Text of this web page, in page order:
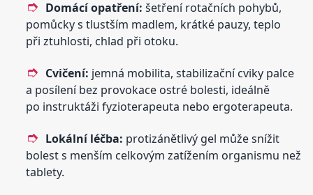
Domácí opatření: šetření rotačních pohybů,
pomůcky s tlustším madlem, krátké pauzy, teplo
při ztuhlosti, chlad při otoku.
Cvičení: jemná mobilita, stabilizační cviky palce
a posílení bez provokace ostré bolesti, ideálně
po instruktáži fyzioterapeuta nebo ergoterapeuta.
Lokální léčba: protizánětlivý gel může snížit
bolest s menším celkovým zatížením organismu než
tablety.